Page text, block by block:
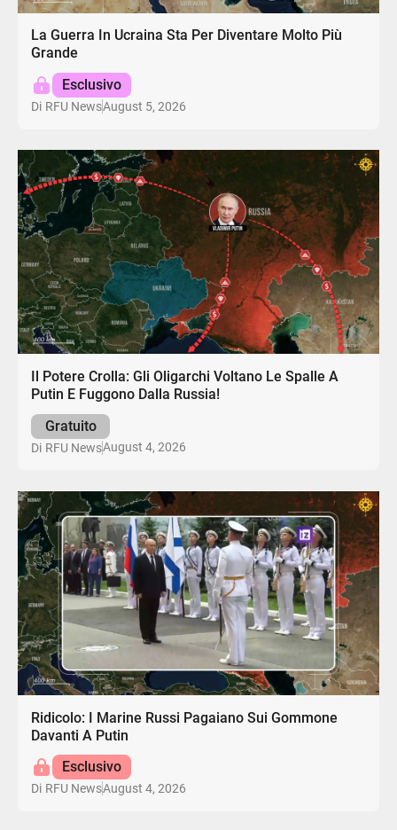
La Guerra In Ucraina Sta Per Diventare Molto Più
Grande
Esclusivo
Di RFU NewsAugust 5, 2026
Il Potere Crolla: Gli Oligarchi Voltano Le Spalle A
Putin E Fuggono Dalla Russia!
Gratuito
Di RFU NewsAugust 4, 2026
Ridicolo: I Marine Russi Pagaiano Sui Gommone
Davanti A Putin
Esclusivo
Di RFU NewsAugust 4, 2026